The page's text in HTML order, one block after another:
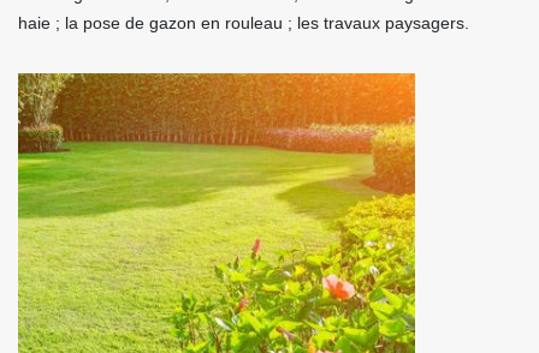
haie ; la pose de gazon en rouleau ; les travaux paysagers.